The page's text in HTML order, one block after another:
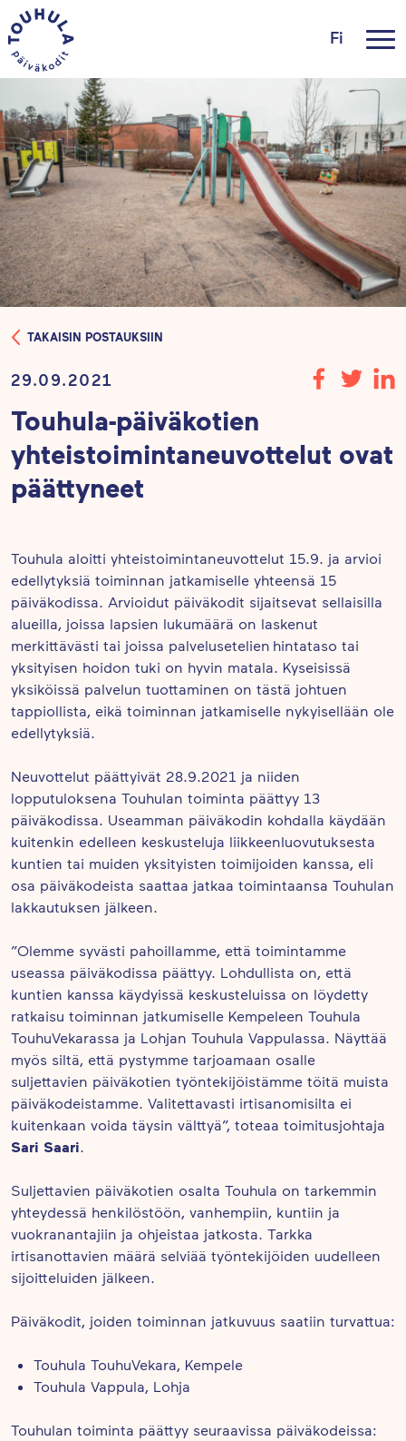
Fi
TAKAISIN POSTAUKSIIN
29.09.2021
Touhula-päiväkotien
yhteistoimintaneuvottelut ovat
päättyneet
Touhula aloitti yhteistoimintaneuvottelut 15.9. ja arvioi
edellytyksiä toiminnan jatkamiselle yhteensä 15
päiväkodissa. Arvioidut päiväkodit sijaitsevat sellaisilla
alueilla, joissa lapsien lukumäärä on laskenut
merkittävästi tai joissa palvelusetelien hintataso tai
yksityisen hoidon tuki on hyvin matala. Kyseisissä
yksiköissä palvelun tuottaminen on tästä johtuen
tappiollista, eikä toiminnan jatkamiselle nykyisellään ole
edellytyksiä.
Neuvottelut päättyivät 28.9.2021 ja niiden
lopputuloksena Touhulan toiminta päättyy 13
päiväkodissa. Useamman päiväkodin kohdalla käydään
kuitenkin edelleen keskusteluja liikkeenluovutuksesta
kuntien tai muiden yksityisten toimijoiden kanssa, eli
osa päiväkodeista saattaa jatkaa toimintaansa Touhulan
lakkautuksen jälkeen.
”Olemme syvästi pahoillamme, että toimintamme
useassa päiväkodissa päättyy. Lohdullista on, että
kuntien kanssa käydyissä keskusteluissa on löydetty
ratkaisu toiminnan jatkumiselle Kempeleen Touhula
TouhuVekarassa ja Lohjan Touhula Vappulassa. Näyttää
myös siltä, että pystymme tarjoamaan osalle
suljettavien päiväkotien työntekijöistämme töitä muista
päiväkodeistamme. Valitettavasti irtisanomisilta ei
kuitenkaan voida täysin välttyä”, toteaa toimitusjohtaja
Sari Saari.
Suljettavien päiväkotien osalta Touhula on tarkemmin
yhteydessä henkilöstöön, vanhempiin, kuntiin ja
vuokranantajiin ja ohjeistaa jatkosta. Tarkka
irtisanottavien määrä selviää työntekijöiden uudelleen
sijoitteluiden jälkeen.
Päiväkodit, joiden toiminnan jatkuvuus saatiin turvattua:
Touhula TouhuVekara, Kempele
Touhula Vappula, Lohja
Touhulan toiminta päättyy seuraavissa päiväkodeissa: